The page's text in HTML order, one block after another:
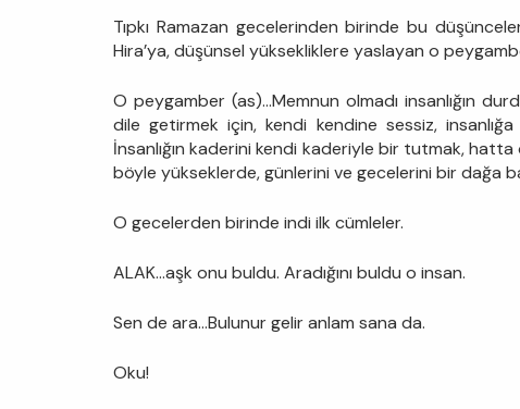
Tıpkı Ramazan gecelerinden birinde bu
Hira’ya, düşünsel yüksekliklere yaslayan o
O peygamber (as)…Memnun olmadı insanlığın
dile getirmek için, kendi kendine sessiz,
İnsanlığın kaderini kendi kaderiyle bir tutmak,
böyle yükseklerde, günlerini ve gecelerini bir dağa
O gecelerden birinde indi ilk cümleler.
ALAK…aşk onu buldu. Aradığını buldu o insan.
Sen de ara…Bulunur gelir anlam sana da.
Oku!